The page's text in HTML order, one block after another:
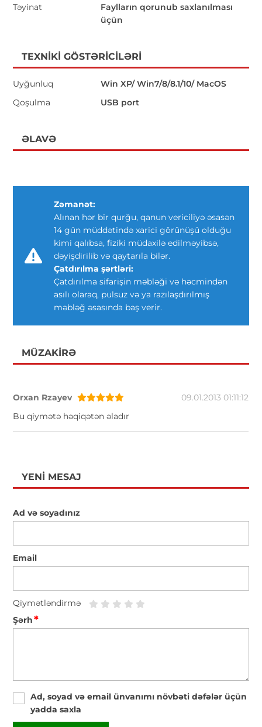
Təyinat
Faylların qorunub saxlanılması
üçün
TEXNIKI GÖSTƏRICILƏRI
Uyğunluq
Win XP/ Win7/8/8.1/10/ MacOS
Qoşulma
USB port
ƏLAVƏ
Zəmanət:
Alınan hər bir qurğu, qanun vericiliyə əsasən
14 gün müddətində xarici görünüşü olduğu
kimi qalıbsa, fiziki müdaxilə edilməyibsə,
dəyişdirilib və qaytarıla bilər.
Çatdırılma şərtləri:
Çatdırılma sifarişin məbləği və həcmindən
asılı olaraq, pulsuz və ya razılaşdırılmış
məbləğ əsasında baş verir.
MÜZAKIRƏ
Orxan Rzayev
09.01.2013 01:11:12
Bu qiymətə həqiqətən əladır
YENI MESAJ
Ad və soyadınız
Email
Qiymətləndirmə
Şərh*
Ad, soyad və email ünvanımı növbəti dəfələr üçün
yadda saxla